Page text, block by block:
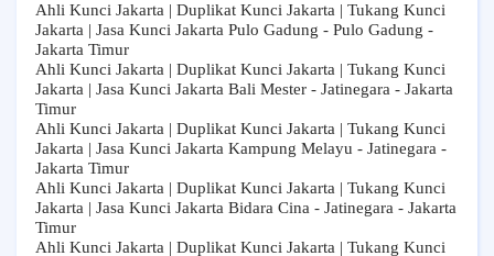
Ahli Kunci Jakarta | Duplikat Kunci Jakarta | Tukang Kunci
Jakarta | Jasa Kunci Jakarta Pulo Gadung - Pulo Gadung -
Jakarta Timur
Ahli Kunci Jakarta | Duplikat Kunci Jakarta | Tukang Kunci
Jakarta | Jasa Kunci Jakarta Bali Mester - Jatinegara - Jakarta
Timur
Ahli Kunci Jakarta | Duplikat Kunci Jakarta | Tukang Kunci
Jakarta | Jasa Kunci Jakarta Kampung Melayu - Jatinegara -
Jakarta Timur
Ahli Kunci Jakarta | Duplikat Kunci Jakarta | Tukang Kunci
Jakarta | Jasa Kunci Jakarta Bidara Cina - Jatinegara - Jakarta
Timur
Ahli Kunci Jakarta | Duplikat Kunci Jakarta | Tukang Kunci